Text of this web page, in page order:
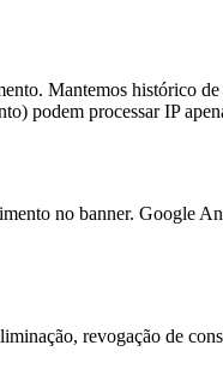
Mantemos histórico
podem processar IP
no banner. Google
revogação de